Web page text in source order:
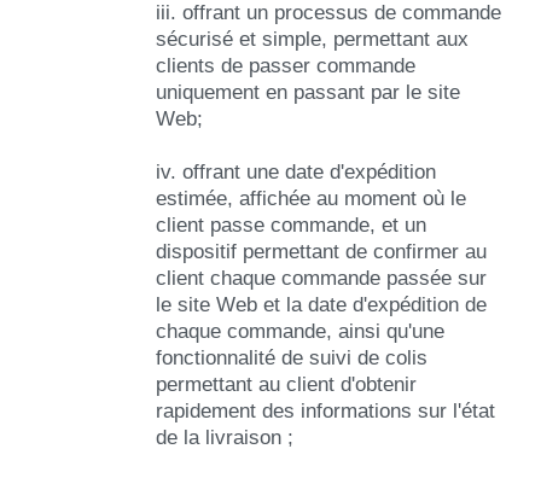
iii. offrant un processus de commande
sécurisé et simple, permettant aux
clients de passer commande
uniquement en passant par le site
Web;
iv. offrant une date d'expédition
estimée, affichée au moment où le
client passe commande, et un
dispositif permettant de confirmer au
client chaque commande passée sur
le site Web et la date d'expédition de
chaque commande, ainsi qu'une
fonctionnalité de suivi de colis
permettant au client d'obtenir
rapidement des informations sur l'état
de la livraison ;